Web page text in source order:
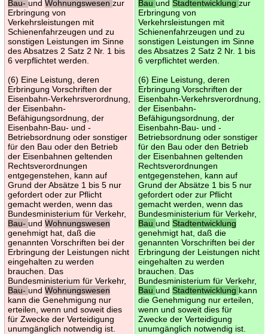
Bau- und Wohnungswesen zur
Erbringung von
Verkehrsleistungen mit
Schienenfahrzeugen und zu
sonstigen Leistungen im Sinne
des Absatzes 2 Satz 2 Nr. 1 bis
6 verpflichtet werden.
(6) Eine Leistung, deren
Erbringung Vorschriften der
Eisenbahn-Verkehrsverordnung,
der Eisenbahn-
Befähigungsordnung, der
Eisenbahn-Bau- und -
Betriebsordnung oder sonstiger
für den Bau oder den Betrieb
der Eisenbahnen geltenden
Rechtsverordnungen
entgegenstehen, kann auf
Grund der Absätze 1 bis 5 nur
gefordert oder zur Pflicht
gemacht werden, wenn das
Bundesministerium für Verkehr,
Bau- und Wohnungswesen
genehmigt hat, daß die
genannten Vorschriften bei der
Erbringung der Leistungen nicht
eingehalten zu werden
brauchen. Das
Bundesministerium für Verkehr,
Bau- und Wohnungswesen
kann die Genehmigung nur
erteilen, wenn und soweit dies
für Zwecke der Verteidigung
unumgänglich notwendig ist.
Bau und Stadtentwicklung zur
Erbringung von
Verkehrsleistungen mit
Schienenfahrzeugen und zu
sonstigen Leistungen im Sinne
des Absatzes 2 Satz 2 Nr. 1 bis
6 verpflichtet werden.
(6) Eine Leistung, deren
Erbringung Vorschriften der
Eisenbahn-Verkehrsverordnung,
der Eisenbahn-
Befähigungsordnung, der
Eisenbahn-Bau- und -
Betriebsordnung oder sonstiger
für den Bau oder den Betrieb
der Eisenbahnen geltenden
Rechtsverordnungen
entgegenstehen, kann auf
Grund der Absätze 1 bis 5 nur
gefordert oder zur Pflicht
gemacht werden, wenn das
Bundesministerium für Verkehr,
Bau und Stadtentwicklung
genehmigt hat, daß die
genannten Vorschriften bei der
Erbringung der Leistungen nicht
eingehalten zu werden
brauchen. Das
Bundesministerium für Verkehr,
Bau und Stadtentwicklung kann
die Genehmigung nur erteilen,
wenn und soweit dies für
Zwecke der Verteidigung
unumgänglich notwendig ist.